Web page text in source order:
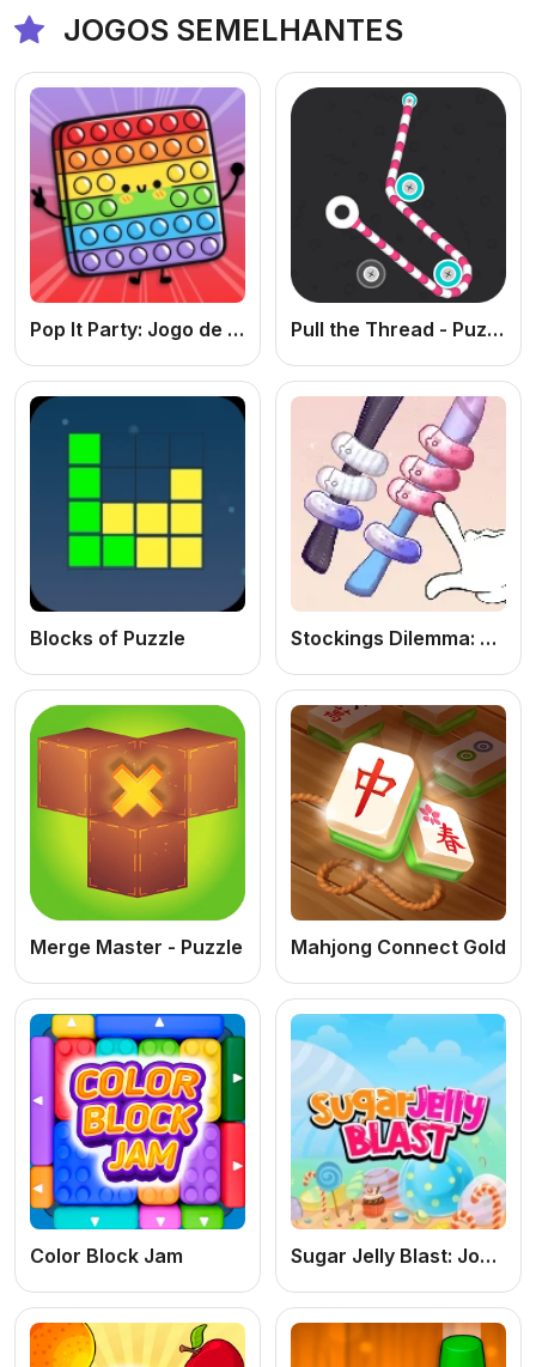
JOGOS SEMELHANTES
Pop It Party: Jogo de Estourar Bolhas Online Grátis Relaxante para PC e Celular Pull the Thread - Puzzle
Blocks of Puzzle Stockings Dilemma: Jogo de Puzzle de Classificação Online Grátis
Merge Master - Puzzle Mahjong Connect Gold
Color Block Jam Sugar Jelly Blast: Jogo de Puzzle Online Grátis de Combinar Doces e Jujubas